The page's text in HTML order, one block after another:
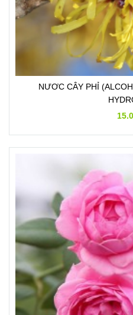
NƯƠC CÂY PHỈ